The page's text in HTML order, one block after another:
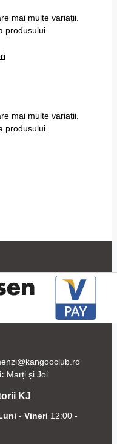
mai multe variații.
produsului.
mai multe variații.
produsului.
Marți și Joi
KJ
- Vineri 12:00 -